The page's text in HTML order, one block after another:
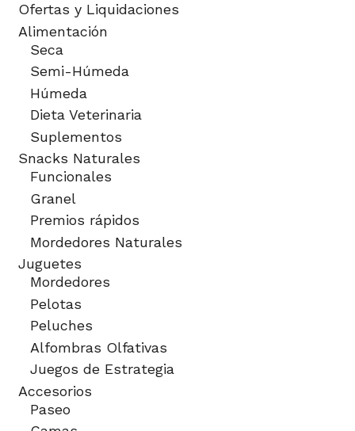
Ofertas y Liquidaciones
Alimentación
Seca
Semi-Húmeda
Húmeda
Dieta Veterinaria
Suplementos
Snacks Naturales
Funcionales
Granel
Premios rápidos
Mordedores Naturales
Juguetes
Mordedores
Pelotas
Peluches
Alfombras Olfativas
Juegos de Estrategia
Accesorios
Paseo